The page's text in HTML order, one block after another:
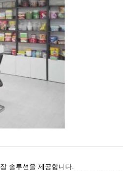
솔루션을 제공합니다.